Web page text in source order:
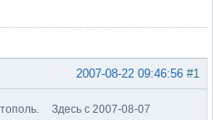
#1
2007-08-22 09:46:56
Здесь с 2007-08-07